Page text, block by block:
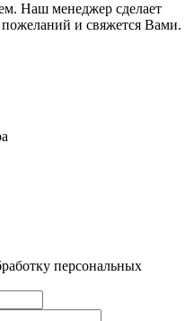
Наш менеджер сделает
и свяжется Вами.
персональных